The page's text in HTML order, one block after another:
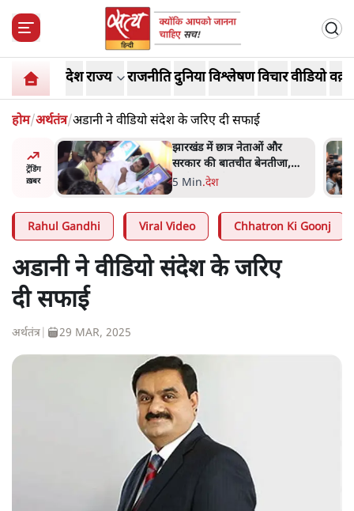
देशराज्य राजनीतिदुनियाविश्लेषणविचारवीडियो
होम/अर्थतंत्र/अडानी ने वीडियो संदेश के जरिए दी सफाई
ट्रेंडिंग
ख़बर
' अंडों
सेनानी
झारखंड में छात्र नेताओं और
सरकार की बातचीत बेनतीजा,
आंदोलन जारी
5 Min.देश
Rahul Gandhi Viral Video Chhatron Ki Goonj
अडानी ने वीडियो संदेश के जरिए
दी सफाई
अर्थतंत्र 29 MAR, 2025